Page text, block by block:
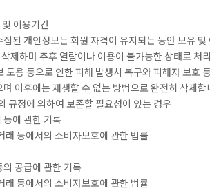
이용기간
된 개인정보는 회원 자격이 유지되는 동안 보유
제하며 추후 열람이나 이용이 불가능한 상태로 처
도용 등으로 인한 피해 발생시 복구와 피해자 보호
이후에는 재생할 수 없는 방법으로 완전히 삭제
규정에 의하여 보존할 필요성이 있는 경우
에 관한 기록
래 등에서의 소비자보호에 관한 법률
공급에 관한 기록
래 등에서의 소비자보호에 관한 법률